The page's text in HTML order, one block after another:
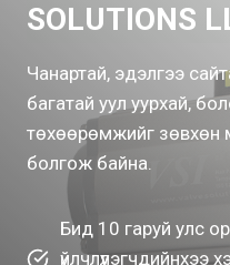
SOLUTIONS
Чанартай, эдэлгээ
багатай уул уурхай,
төхөөрөмжийг зөвхөн
болгож байна.
Бид 10 гаруй улс